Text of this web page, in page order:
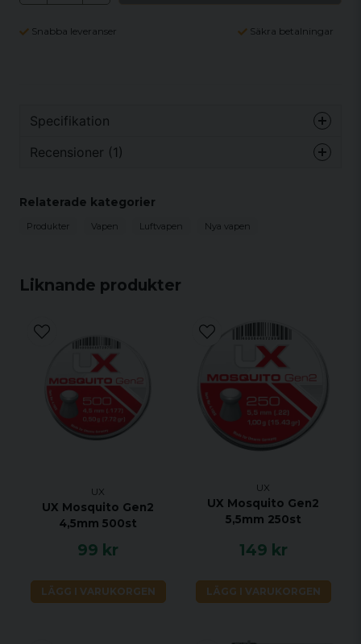
Snabba leveranser Säkra betalningar
Liknande produkter
UX
UX Mosquito Gen2
4,5mm 500st
99 kr
LÄGG I VARUKORGEN
UX
UX Mosquito Gen2
5,5mm 250st
149 kr
LÄGG I VARUKORGEN
Specifikation
Kaliber
Utgångshastighet diabol
Drivning
Fjäder
Piptyp
Magasinkapacitet
1 skott
Recensioner (1)
Anonym
Relaterade kategorier
Produkter Vapen Luftvapen Nya vapen